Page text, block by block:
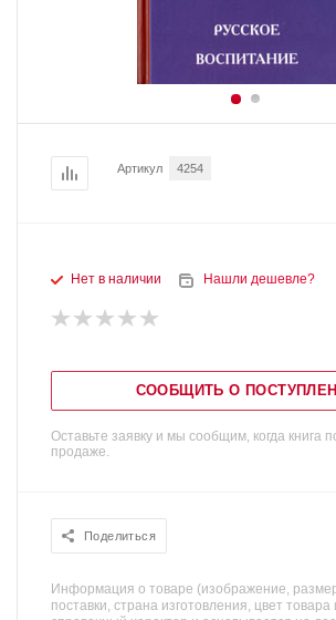
Артикул 4254
Нет в наличии Нашли дешевле?
СООБЩИТЬ О
Оставьте заявку и мы сообщим, когда книга
продаже.
Поделиться
Информация о товаре (изображение,
поставки, страна изготовления, цвет товара